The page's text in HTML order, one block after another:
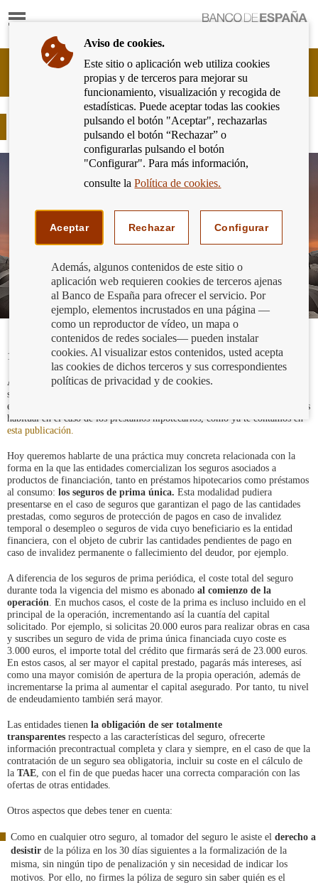
Mostrar
Ir
página
de
inicio
del
Banco
de
España
Cliente
Bancario
Banco
España
Eurosistema,
Seguros de prima única
13/01/2022
Actualmente es frecuente que los bancos ofrezcan un nutrido catálogo de
seguros a sus clientes, y en algunos casos, pueden llegar a exigir garantías
en forma de seguros para la contratación de un producto financiero. Esto es
habitual en el caso de los préstamos hipotecarios, como ya te contamos en
esta publicación.
Hoy queremos hablarte de una práctica muy concreta relacionada con la
forma en la que las entidades comercializan los seguros asociados a
productos de financiación, tanto en préstamos hipotecarios como préstamos
al consumo: los seguros de prima única. Esta modalidad pudiera
presentarse en el caso de seguros que garantizan el pago de las cantidades
prestadas, como seguros de protección de pagos en caso de invalidez
temporal o desempleo o seguros de vida cuyo beneficiario es la entidad
financiera, con el objeto de cubrir las cantidades pendientes de pago en
caso de invalidez permanente o fallecimiento del deudor, por ejemplo.
A diferencia de los seguros de prima periódica, el coste total del seguro
durante toda la vigencia del mismo es abonado al comienzo de la
operación. En muchos casos, el coste de la prima es incluso incluido en el
principal de la operación, incrementando así la cuantía del capital
solicitado. Por ejemplo, si solicitas 20.000 euros para realizar obras en casa
y suscribes un seguro de vida de prima única financiada cuyo coste es
3.000 euros, el importe total del crédito que firmarás será de 23.000 euros.
En estos casos, al ser mayor el capital prestado, pagarás más intereses, así
como una mayor comisión de apertura de la propia operación, además de
incrementarse la prima al aumentar el capital asegurado. Por tanto, tu nivel
de endeudamiento también será mayor.
Las entidades tienen la obligación de ser totalmente
transparentes respecto a las características del seguro, ofrecerte
información precontractual completa y clara y siempre, en el caso de que la
contratación de un seguro sea obligatoria, incluir su coste en el cálculo de
la TAE, con el fin de que puedas hacer una correcta comparación con las
ofertas de otras entidades.
Otros aspectos que debes tener en cuenta:
Como en cualquier otro seguro, al tomador del seguro le asiste el derecho a
desistir de la póliza en los 30 días siguientes a la formalización de la
misma, sin ningún tipo de penalización y sin necesidad de indicar los
motivos. Por ello, no firmes la póliza de seguro sin saber quién es el
Aviso de cookies.
Este sitio o aplicación web utiliza cookies
propias y de terceros para mejorar su
funcionamiento, visualización y recogida de
estadísticas. Puede aceptar todas las cookies
pulsando el botón "Aceptar", rechazarlas
pulsando el botón “Rechazar” o
configurarlas pulsando el botón
"Configurar". Para más información,
consulte laPolítica de cookies.
Aceptar Rechazar Configurar
Además, algunos contenidos de este sitio o
aplicación web requieren cookies de terceros ajenas
al Banco de España para ofrecer el servicio. Por
ejemplo, elementos incrustados en una página —
como un reproductor de vídeo, un mapa o
contenidos de redes sociales— pueden instalar
cookies. Al visualizar estos contenidos, usted acepta
las cookies de dichos terceros y sus correspondientes
políticas de privacidad y de cookies.